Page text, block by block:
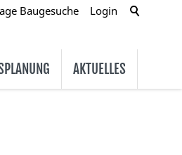
Baugesuche Login
AKTUELLES